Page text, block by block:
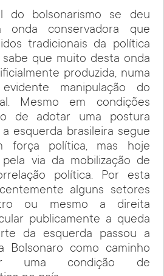
do bolsonarismo se deu
onda conservadora que
tradicionais da política
sabe que muito desta onda
produzida, numa
manipulação do
Mesmo em condições
de adotar uma postura
esquerda brasileira segue
força política, mas hoje
via da mobilização de
política. Por esta
alguns setores
ou mesmo a direita
publicamente a queda
da esquerda passou a
Bolsonaro como caminho
uma condição de